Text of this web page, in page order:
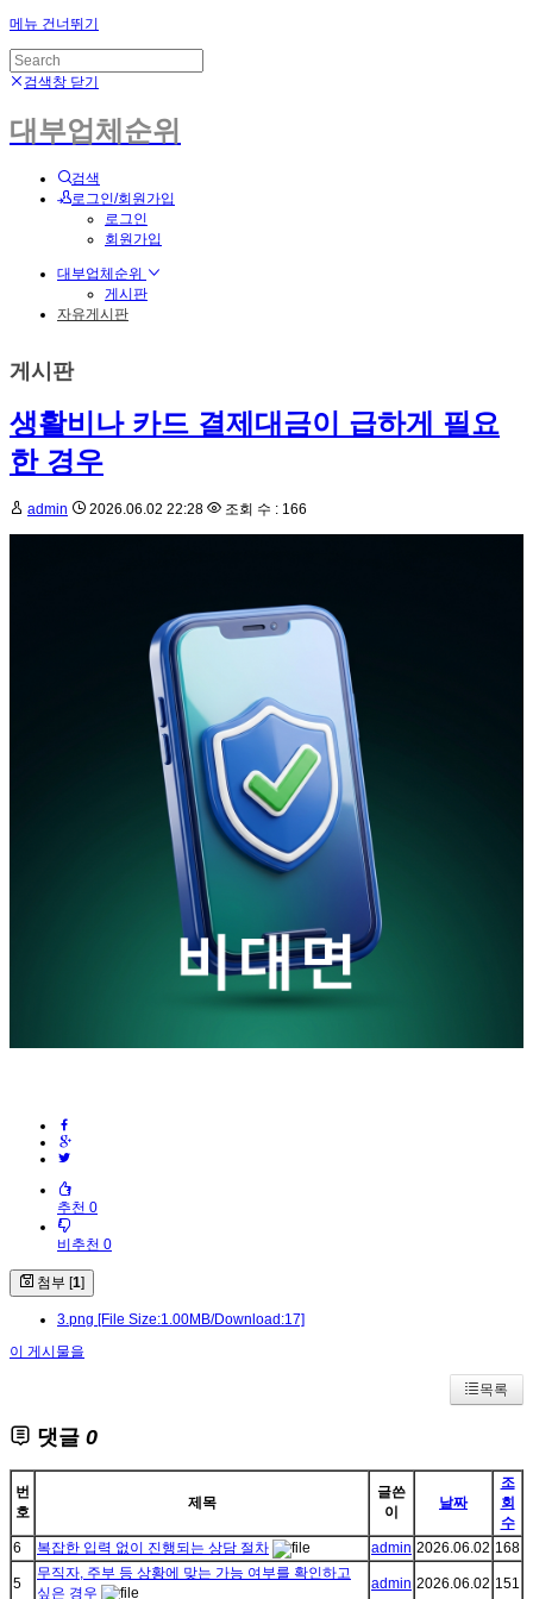
메뉴 건너뛰기
검색창 닫기
대부업체순위
검색
로그인/회원가입
로그인
회원가입
대부업체순위
게시판
자유게시판
게시판
생활비나 카드 결제대금이 급하게 필요
한 경우
admin 2026.06.02 22:28 조회 수 : 166
추천 0
비추천 0
첨부 [1]
3.png [File Size:1.00MB/Download:17]
이 게시물을
목록
댓글 0
번
호
제목
글쓴
이
날짜
조
회
수
6
복잡한 입력 없이 진행되는 상담 절차 admin 2026.06.02 168
5
무직자, 주부 등 상황에 맞는 가능 여부를 확인하고
싶은 경우
admin 2026.06.02 151